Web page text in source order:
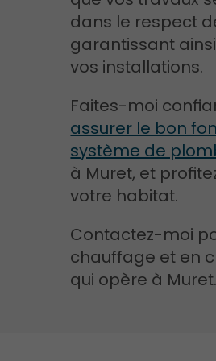
dans le respect
garantissant
vos installations.
Faites-moi
assurer le bon
système de
à Muret, et
votre habitat.
Contactez-moi
chauffage et en
qui opère à Muret.